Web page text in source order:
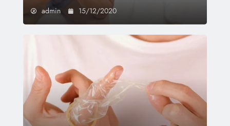
admin 15/12/2020